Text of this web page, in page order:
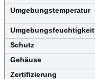
Umgebungstemperatur
Umgebungsfeuchtigkeit
Schutz
Gehäuse
Zertifizierung